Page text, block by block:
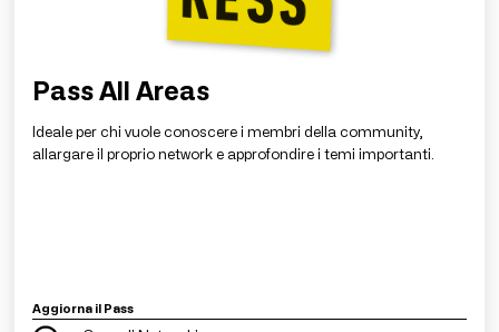
Pass All Areas
Ideale per chi vuole conoscere i membri della community,
allargare il proprio network e approfondire i temi importanti.
Aggiorna il Pass